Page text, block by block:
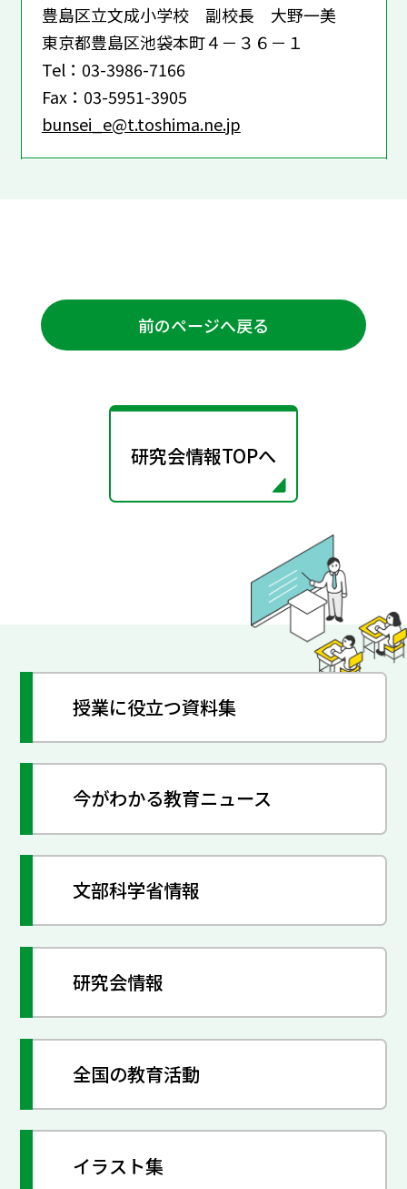
豊島区立文成小学校 副校長 大野一美
東京都豊島区池袋本町４－３６－１
Tel：03-3986-7166
Fax：03-5951-3905
bunsei_e@t.toshima.ne.jp
前のページへ戻る
研究会情報TOPへ
授業に役立つ資料集
今がわかる教育ニュース
文部科学省情報
研究会情報
全国の教育活動
イラスト集